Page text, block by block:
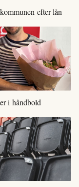
efter lån
i håndbold